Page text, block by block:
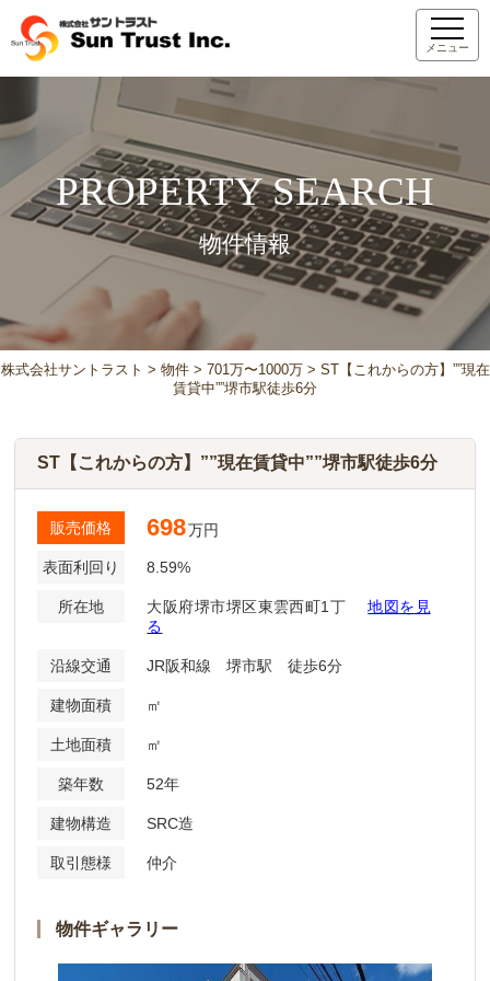
メニュー
PROPERTY SEARCH
物件情報
株式会社サントラスト > 物件> 701万〜1000万> ST【これからの方】””現在
賃貸中””堺市駅徒歩6分
ST【これからの方】””現在賃貸中””堺市駅徒歩6分
販売価格 698万円
表面利回り 8.59%
所在地 大阪府堺市堺区東雲西町1丁
地図を見
る
沿線交通 JR阪和線 堺市駅 徒歩6分
建物面積 ㎡
土地面積 ㎡
築年数 52年
建物構造 SRC造
取引態様 仲介
物件ギャラリー